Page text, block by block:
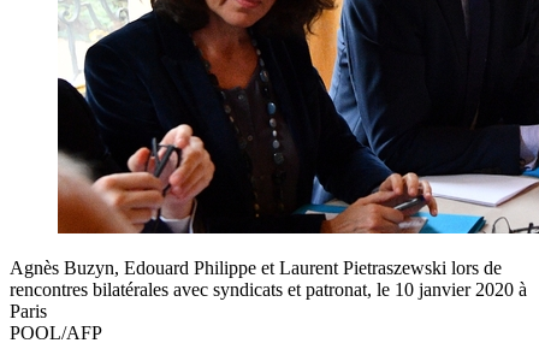
Agnès Buzyn, Edouard Philippe et Laurent Pietraszewski lors de
rencontres bilatérales avec syndicats et patronat, le 10 janvier 2020 à
Paris
POOL/AFP